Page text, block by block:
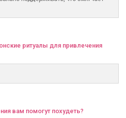
ритуалы для привлечения
вам помогут похудеть?